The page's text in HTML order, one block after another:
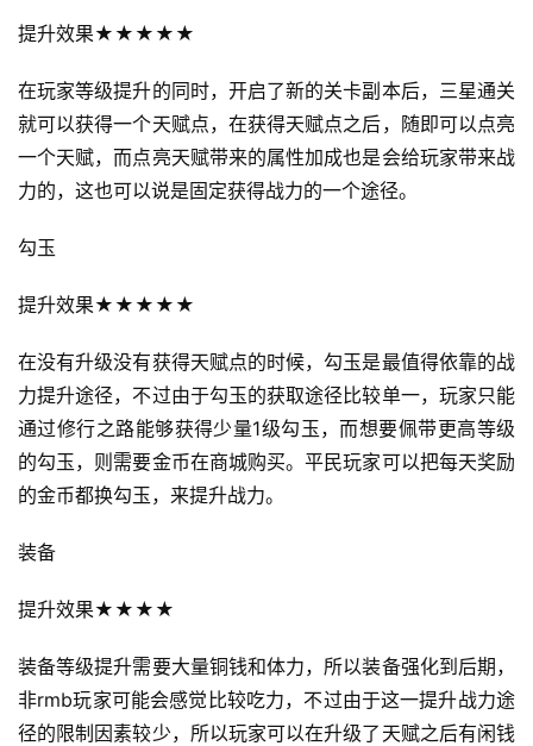
提升效果★★★★★
在玩家等级提升的同时，开启了新的关卡副本后，三星通关
就可以获得一个天赋点，在获得天赋点之后，随即可以点亮
一个天赋，而点亮天赋带来的属性加成也是会给玩家带来战
力的，这也可以说是固定获得战力的一个途径。
勾玉
提升效果★★★★★
在没有升级没有获得天赋点的时候，勾玉是最值得依靠的战
力提升途径，不过由于勾玉的获取途径比较单一，玩家只能
通过修行之路能够获得少量1级勾玉，而想要佩带更高等级
的勾玉，则需要金币在商城购买。平民玩家可以把每天奖励
的金币都换勾玉，来提升战力。
装备
提升效果★★★★
装备等级提升需要大量铜钱和体力，所以装备强化到后期，
非rmb玩家可能会感觉比较吃力，不过由于这一提升战力途
径的限制因素较少，所以玩家可以在升级了天赋之后有闲钱